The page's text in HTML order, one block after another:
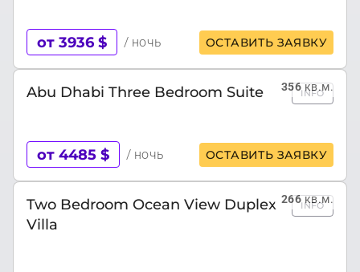
от 3936 $ / ночь ОСТАВИТЬ ЗАЯВКУ
356кв.м.
Abu Dhabi Three Bedroom Suite INFO
от 4485 $ / ночь ОСТАВИТЬ ЗАЯВКУ
266кв.м.
Two Bedroom Ocean View Duplex
Villa
INFO